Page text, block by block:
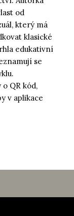
od
který má
klasické
edukativní
se
QR kód,
v aplikace